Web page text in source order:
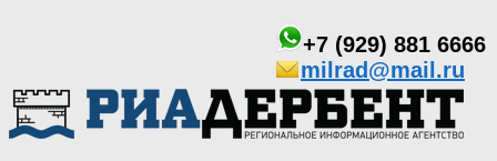
+7 (929) 881 6666
milrad@mail.ru